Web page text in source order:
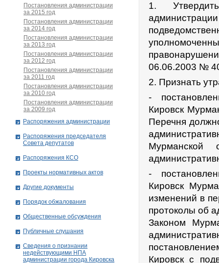
1.
06.06.2003 №
2. Признать
-
Кировск
Перечня
-
Кировск
изменений в
протоколы об
Законом
Кировск с
Постановления администрации
за 2015 год
Постановления администрации
за 2014 год
Постановления администрации
за 2013 год
Постановления администрации
за 2012 год
Постановления администрации
за 2011 год
Постановления администрации
за 2010 год
Постановления администрации
за 2009 год
Распоряжения администрации
Распоряжения председателя
Совета депутатов
Распоряжения КСО
Проекты нормативных актов
Другие документы
Порядок обжалования
Общественные обсуждения
Публичные слушания
Сведения о признании
недействующими НПА
администрации города Кировскa